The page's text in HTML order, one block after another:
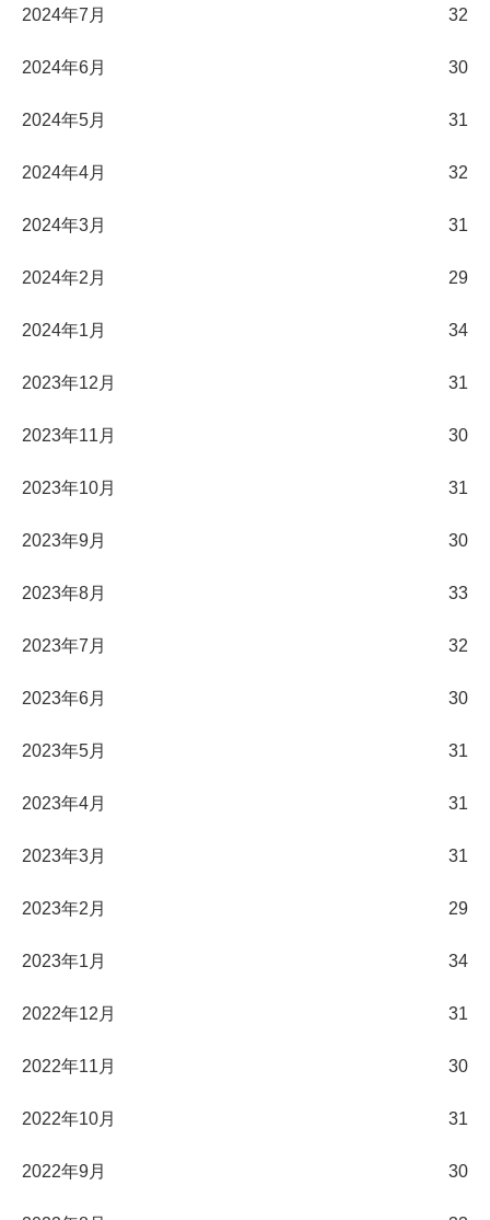
2024年7月 32
2024年6月 30
2024年5月 31
2024年4月 32
2024年3月 31
2024年2月 29
2024年1月 34
2023年12月 31
2023年11月 30
2023年10月 31
2023年9月 30
2023年8月 33
2023年7月 32
2023年6月 30
2023年5月 31
2023年4月 31
2023年3月 31
2023年2月 29
2023年1月 34
2022年12月 31
2022年11月 30
2022年10月 31
2022年9月 30